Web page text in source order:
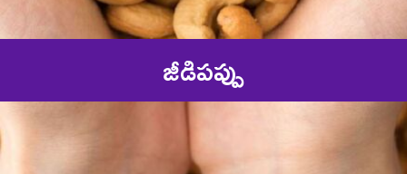
జీడిపప్పు